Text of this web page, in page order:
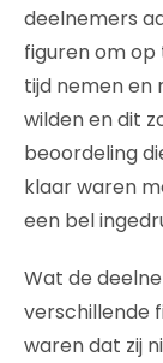
deelnemers
figuren om op
tijd nemen en
wilden en dit
beoordeling
klaar waren
een bel
Wat de
verschillende
waren dat zij